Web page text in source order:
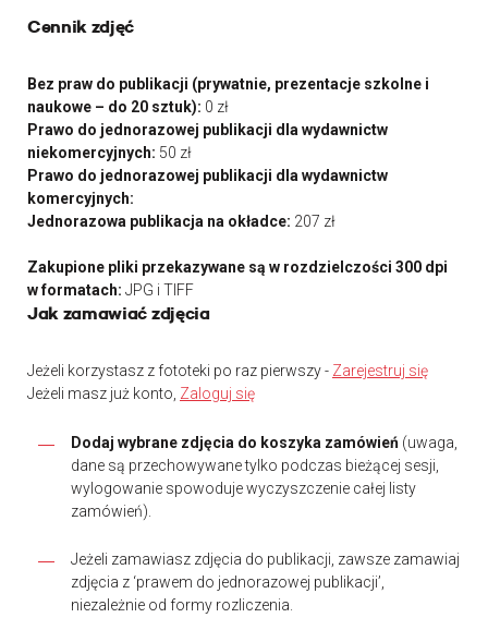
Cennik zdjęć
Bez praw do publikacji (prywatnie, prezentacje szkolne i
naukowe – do 20 sztuk): 0 zł
Prawo do jednorazowej publikacji dla wydawnictw
niekomercyjnych: 50 zł
Prawo do jednorazowej publikacji dla wydawnictw
komercyjnych:
Jednorazowa publikacja na okładce: 207 zł
Zakupione pliki przekazywane są w rozdzielczości 300 dpi
w formatach: JPG i TIFF
Jak zamawiać zdjęcia
Jeżeli korzystasz z fototeki po raz pierwszy - Zarejestruj się
Jeżeli masz już konto, Zaloguj się
Dodaj wybrane zdjęcia do koszyka zamówień (uwaga,
dane są przechowywane tylko podczas bieżącej sesji,
wylogowanie spowoduje wyczyszczenie całej listy
zamówień).
Jeżeli zamawiasz zdjęcia do publikacji, zawsze zamawiaj
zdjęcia z ‘prawem do jednorazowej publikacji’,
niezależnie od formy rozliczenia.